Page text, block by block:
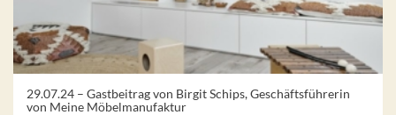
29.07.24 – Gastbeitrag von Birgit Schips, Geschäftsführerin
von Meine Möbelmanufaktur